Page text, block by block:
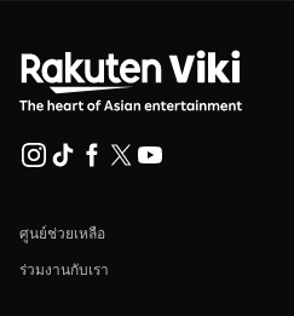
ศูนย์ช่วยเหลือ
ร่วมงานกับเรา